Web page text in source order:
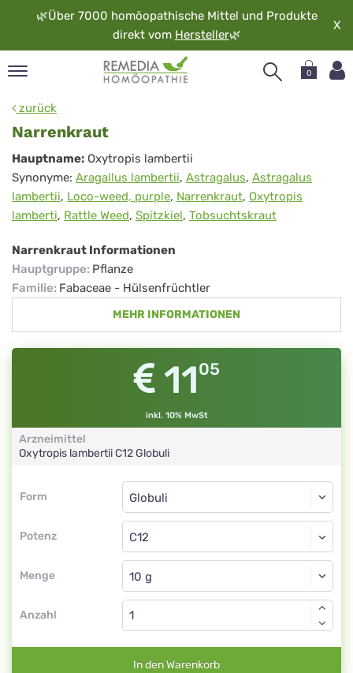
🌿Über 7000 homöopathische Mittel und Produkte
direkt vom Hersteller🌿
X
0
zurück
Narrenkraut
Narrenkraut
Hauptname: Oxytropis lambertii
Synonyme: Aragallus lambertii, Astragalus, Astragalus
lambertii, Loco-weed, purple, Narrenkraut, Oxytropis
lamberti, Rattle Weed, Spitzkiel, Tobsuchtskraut
Narrenkraut Informationen
Hauptgruppe: Pflanze
Familie: Fabaceae - Hülsenfrüchtler
MEHR INFORMATIONEN
1105
inkl. 10% MwSt
Arzneimittel
Oxytropis lambertiiC12Globuli
Form
Form
Potenz
Globuli
C12
Menge
Globuli
Anzahl
In den Warenkorb